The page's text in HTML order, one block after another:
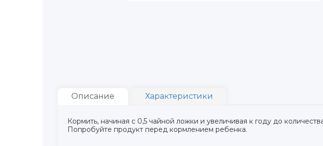
Описание Характеристики
Кормить, начиная с 0,5 чайной ложки и увеличивая к году до
Попробуйте продукт перед кормлением ребенка.